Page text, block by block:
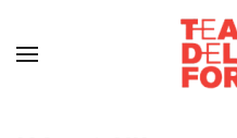
Skip to main content